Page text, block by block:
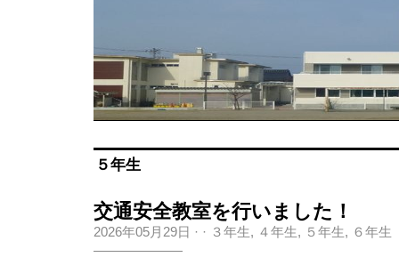
５年生
交通安全教室を行いました！
2026年05月29日 · · ３年生, ４年生, ５年生, ６年生